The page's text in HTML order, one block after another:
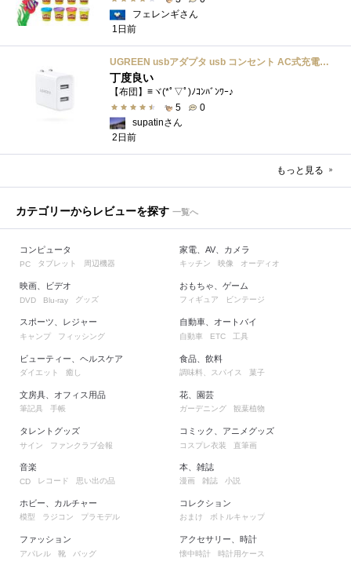
フェレンギさん
1日前
UGREEN usbアダプタ usb コンセント AC式充電器 3.1A PSE認証済み 折りたたみ式プラグ 2ポート
丁度良い
【布団】≡ヾ(*ﾟ▽ﾟ)ﾉｺﾝﾊﾞﾝﾜｰ♪
5
0
supatinさん
2日前
もっと見る
カテゴリーからレビューを探す 一覧へ
コンピュータ
PC タブレット 周辺機器
映画、ビデオ
DVD Blu-ray グッズ
スポーツ、レジャー
キャンプ フィッシング
ビューティー、ヘルスケア
ダイエット 癒し
文房具、オフィス用品
筆記具 手帳
タレントグッズ
サイン ファンクラブ会報
家電、AV、カメラ
キッチン 映像 オーディオ
おもちゃ、ゲーム
フィギュア ビンテージ
自動車、オートバイ
自動車 ETC 工具
食品、飲料
調味料、スパイス 菓子
花、園芸
ガーデニング 観葉植物
コミック、アニメグッズ
コスプレ衣装 直筆画
音楽
CD レコード 思い出の品
ホビー、カルチャー
模型 ラジコン プラモデル
ファッション
アパレル 靴 バッグ
本、雑誌
漫画 雑誌 小説
コレクション
おまけ ボトルキャップ
アクセサリー、時計
懐中時計 時計用ケース